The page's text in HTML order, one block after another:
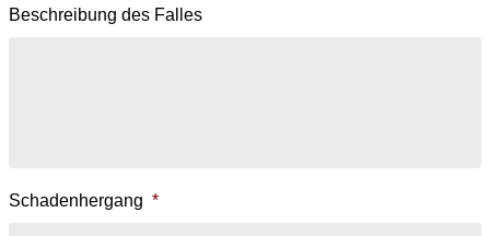
Beschreibung des Falles
Schadenhergang *